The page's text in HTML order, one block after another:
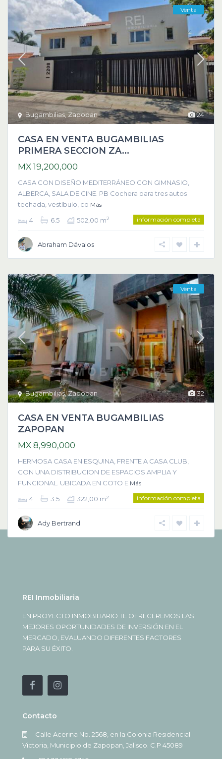
24
Bugambilias,Zapopan
Venta
CASA EN VENTA BUGAMBILIAS
PRIMERA SECCION ZA...
MX 19,200,000
CASA CON DISEÑO MEDITERRÁNEO CON GIMNASIO,
ALBERCA, SALA DE CINE. PB Cochera para tres autos
techada, vestíbulo, co Más
4 6.5 502,00 m2 información completa
Abraham Dávalos
32
Bugambilias,Zapopan
Venta
CASA EN VENTA BUGAMBILIAS
ZAPOPAN
MX 8,990,000
HERMOSA CASA EN ESQUINA, FRENTE A CASA CLUB,
CON UNA DISTRIBUCION DE ESPACIOS AMPLIA Y
FUNCIONAL. UBICADA EN COTO E Más
4 3.5 322,00 m2 información completa
Ady Bertrand
REI Inmobiliaria
EN PROYECTO INMOBILIARIO TE OFRECEREMOS LAS
MEJORES OPORTUNIDADES DE INVERSIÓN EN EL
MERCADO, EVALUANDO DIFERENTES FACTORES
PARA SU ÉXITO.
Contacto
Calle Acerina No. 2568, en la Colonia Residencial
Victoria, Municipio de Zapopan, Jalisco. C.P 45089